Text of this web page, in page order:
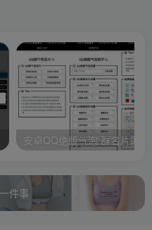
安卓QQ绝版气泡/群名片助手
件事